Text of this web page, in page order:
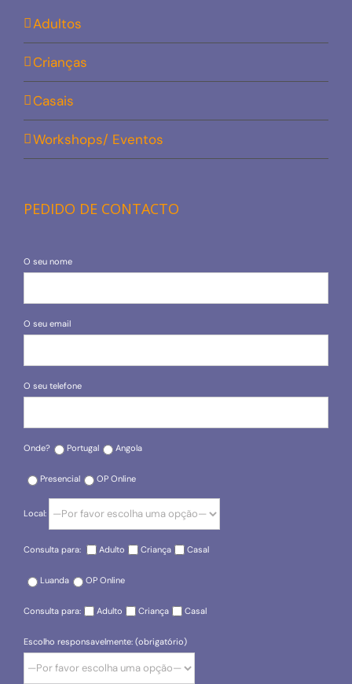
Adultos
Crianças
Casais
Workshops/ Eventos
PEDIDO DE CONTACTO
O seu nome
O seu email
O seu telefone
Onde? Portugal Angola
Presencial OP Online
Local:
Consulta para: Adulto Criança Casal
Luanda OP Online
Consulta para: Adulto Criança Casal
Escolho responsavelmente: (obrigatório)